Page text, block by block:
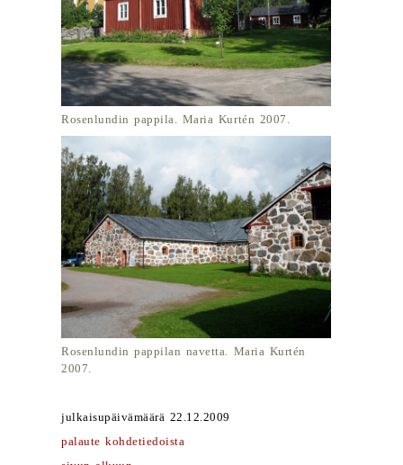
Rosenlundin pappila. Maria Kurtén 2007.
Rosenlundin pappilan navetta. Maria Kurtén
2007.
julkaisupäivämäärä 22.12.2009
palaute kohdetiedoista